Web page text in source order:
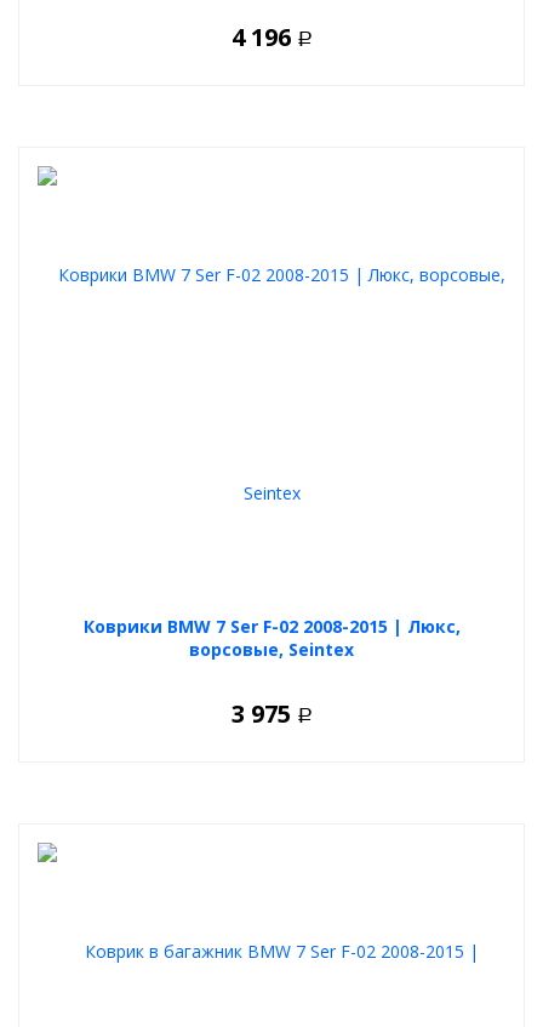
4 196 Р
Коврики BMW 7 Ser F-02 2008-2015 | Люкс,
ворсовые, Seintex
3 975 Р